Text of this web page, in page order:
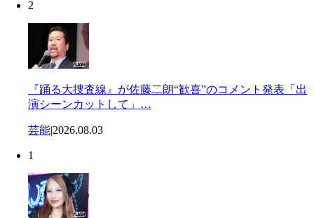
2
『踊る大捜査線』が佐藤二朗“歓喜”のコメント発表「出
演シーンカットして」…
芸能|2026.08.03
1